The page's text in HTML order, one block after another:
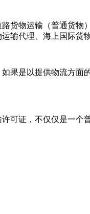
货物运输（普通货
输代理、海上国际货
果是以提供物流方面
证，不仅仅是一个